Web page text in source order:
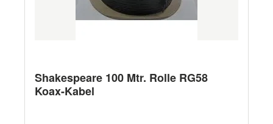
Shakespeare 100 Mtr. Rolle RG58
Koax-Kabel